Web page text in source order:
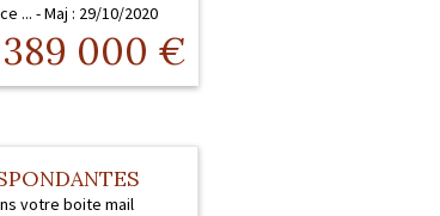
... -Maj : 29/10/2020
389 000 €
votre boite mail